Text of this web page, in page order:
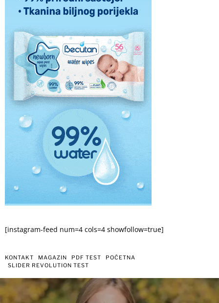
[instagram-feed num=4 cols=4 showfollow=true]
KONTAKT MAGAZIN PDF TEST
POČETNA
SLIDER REVOLUTION TEST